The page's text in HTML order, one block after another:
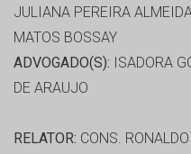
JULIANA PEREIRA
MATOS BOSSAY
ADVOGADO(S): ISADORA
DE ARAUJO
RELATOR: CONS.